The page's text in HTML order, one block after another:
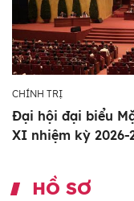
CHÍNH TRỊ
Đại hội đại biểu
XI nhiệm kỳ 2026-
HỒ SƠ